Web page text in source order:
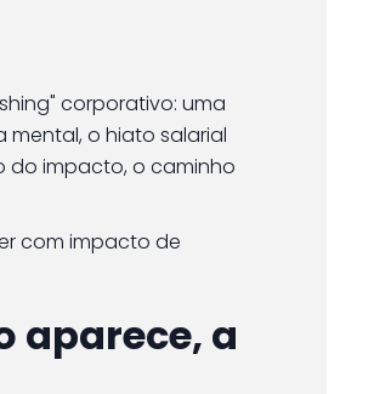
corporativo: uma
o hiato salarial
do impacto, o caminho
com impacto de
aparece, a